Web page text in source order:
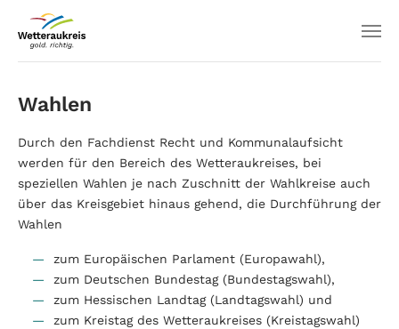
Wahlen
Durch den Fachdienst Recht und Kommunalaufsicht
werden für den Bereich des Wetteraukreises, bei
speziellen Wahlen je nach Zuschnitt der Wahlkreise auch
über das Kreisgebiet hinaus gehend, die Durchführung der
Wahlen
zum Europäischen Parlament (Europawahl),
zum Deutschen Bundestag (Bundestagswahl),
zum Hessischen Landtag (Landtagswahl) und
zum Kreistag des Wetteraukreises (Kreistagswahl)